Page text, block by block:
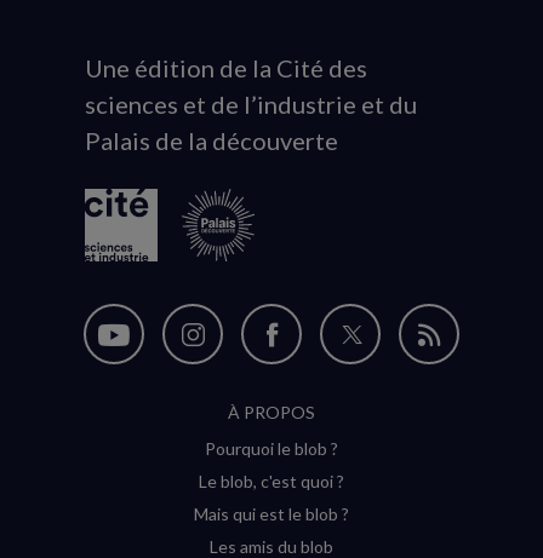
Animation
du
logo
Une édition de la Cité des
sciences et de l’industrie et du
Palais de la découverte
Nous
Nous
Instagram
(nouvelle
Nous
sur
Facebook
(nouvelle
Nous
Flux
À PROPOS
Pourquoi le blob ?
Le blob, c'est quoi ?
Mais qui est le blob ?
Les amis du blob